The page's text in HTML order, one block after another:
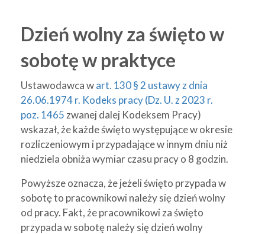
Dzień wolny za święto w
sobotę w praktyce
Ustawodawca wart. 130 § 2 ustawy z dnia
26.06.1974 r. Kodeks pracy (Dz. U. z 2023 r.
poz. 1465 zwanej dalej Kodeksem Pracy)
wskazał, że każde święto występujące w okresie
rozliczeniowym i przypadające w innym dniu niż
niedziela obniża wymiar czasu pracy o 8 godzin.
Powyższe oznacza, że jeżeli święto przypada w
sobotę to pracownikowi należy się dzień wolny
od pracy. Fakt, że pracownikowi za święto
przypada w sobotę należy się dzień wolny